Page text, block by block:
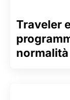
Traveler
normalità